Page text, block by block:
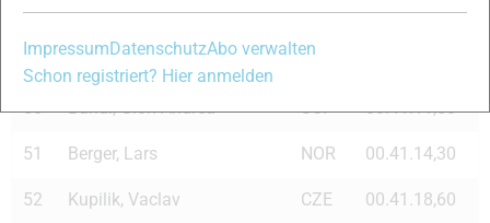
48 Horyna, Ondrej CZE 00.41.08,60
49 Diethard, Roland AUT
50 Bundi, Gion Andrea SUI 00.41.11,50
51 Berger, Lars NOR 00.41.14,30
52 Kupilik, Vaclav CZE 00.41.18,60
Impressum DatenschutzAbo verwalten
Schon registriert? Hier anmelden